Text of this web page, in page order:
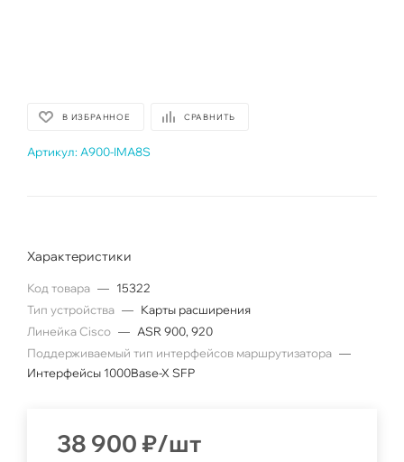
В ИЗБРАННОЕ СРАВНИТЬ
Артикул: A900-IMA8S
Характеристики
Код товара — 15322
Тип устройства — Карты расширения
Линейка Cisco — ASR 900, 920
Поддерживаемый тип интерфейсов маршрутизатора —
Интерфейсы 1000Base-X SFP
38 900 ₽/шт